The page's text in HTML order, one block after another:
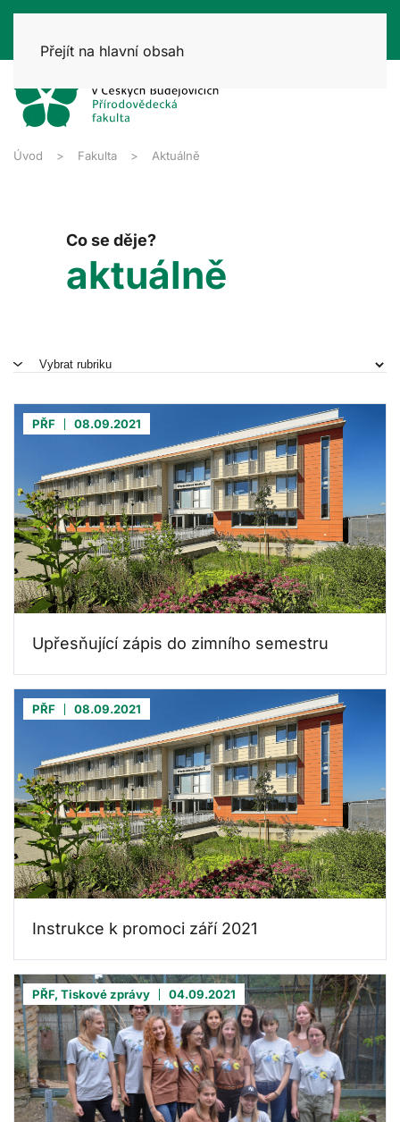
Přejít na hlavní obsah
Úvod Fakulta Aktuálně
Co se děje?
aktuálně
PŘF 08.09.2021
Upřesňující zápis do zimního semestru
PŘF 08.09.2021
Instrukce k promoci září 2021
PŘF, Tiskové zprávy 04.09.2021